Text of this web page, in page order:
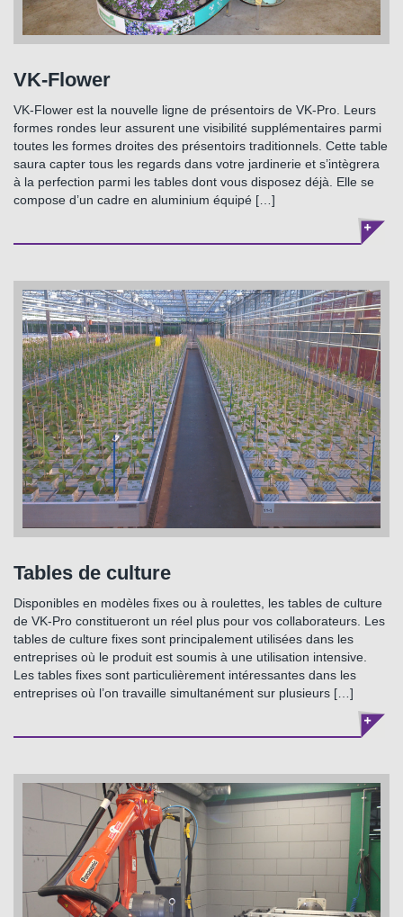
VK-Flower
VK-Flower est la nouvelle ligne de présentoirs de VK-Pro. Leurs
formes rondes leur assurent une visibilité supplémentaires parmi
toutes les formes droites des présentoirs traditionnels. Cette table
saura capter tous les regards dans votre jardinerie et s’intègrera
à la perfection parmi les tables dont vous disposez déjà. Elle se
compose d’un cadre en aluminium équipé […]
Tables de culture
Disponibles en modèles fixes ou à roulettes, les tables de culture
de VK-Pro constitueront un réel plus pour vos collaborateurs. Les
tables de culture fixes sont principalement utilisées dans les
entreprises où le produit est soumis à une utilisation intensive.
Les tables fixes sont particulièrement intéressantes dans les
entreprises où l’on travaille simultanément sur plusieurs […]